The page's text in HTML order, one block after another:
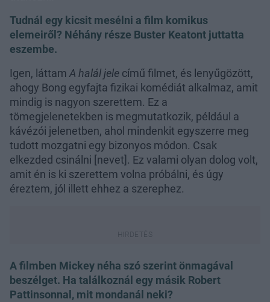
Tudnál egy kicsit mesélni a film komikus
elemeiről? Néhány része Buster Keatont juttatta
eszembe.
Igen, láttamA halál jele című filmet, és lenyűgözött,
ahogy Bong egyfajta fizikai komédiát alkalmaz, amit
mindig is nagyon szerettem. Ez a
tömegjelenetekben is megmutatkozik, például a
kávézói jelenetben, ahol mindenkit egyszerre meg
tudott mozgatni egy bizonyos módon. Csak
elkezded csinálni [nevet]. Ez valami olyan dolog volt,
amit én is ki szerettem volna próbálni, és úgy
éreztem, jól illett ehhez a szerephez.
A filmben Mickey néha szó szerint önmagával
beszélget. Ha találkoznál egy másik Robert
Pattinsonnal, mit mondanál neki?